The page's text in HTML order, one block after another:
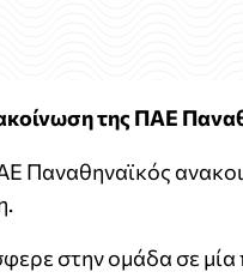
της ΠΑΕ
Παναθηναϊκός
στην ομάδα σε μία